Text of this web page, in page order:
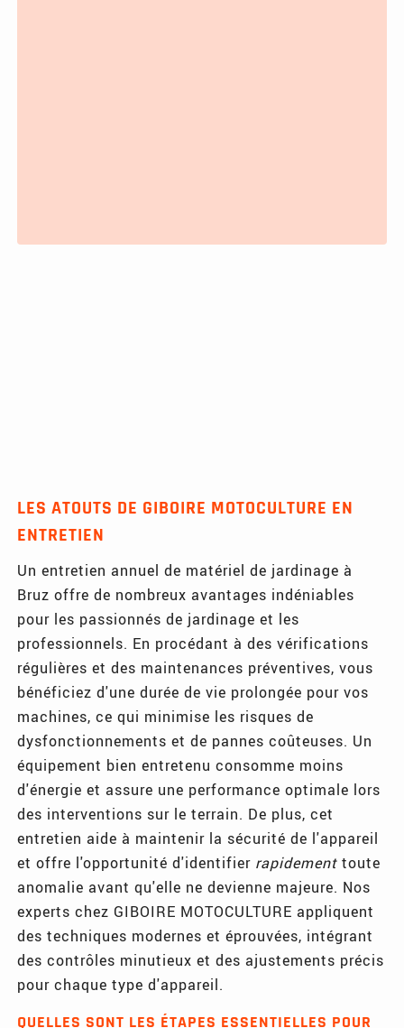
LES ATOUTS DE GIBOIRE MOTOCULTURE EN
ENTRETIEN
Un entretien annuel de matériel de jardinage à
Bruz offre de nombreux avantages indéniables
pour les passionnés de jardinage et les
professionnels. En procédant à des vérifications
régulières et des maintenances préventives, vous
bénéficiez d'une durée de vie prolongée pour vos
machines, ce qui minimise les risques de
dysfonctionnements et de pannes coûteuses. Un
équipement bien entretenu consomme moins
d'énergie et assure une performance optimale lors
des interventions sur le terrain. De plus, cet
entretien aide à maintenir la sécurité de l'appareil
et offre l'opportunité d'identifier rapidement toute
anomalie avant qu'elle ne devienne majeure. Nos
experts chez GIBOIRE MOTOCULTURE appliquent
des techniques modernes et éprouvées, intégrant
des contrôles minutieux et des ajustements précis
pour chaque type d'appareil.
QUELLES SONT LES ÉTAPES ESSENTIELLES POUR